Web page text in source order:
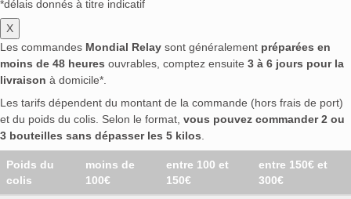
*délais donnés à titre indicatif
X
Les commandes Mondial Relay sont généralement préparées en
moins de 48 heures ouvrables, comptez ensuite 3 à 6 jours pour la
livraison à domicile*.
Les tarifs dépendent du montant de la commande (hors frais de port)
et du poids du colis. Selon le format, vous pouvez commander 2 ou
3 bouteilles sans dépasser les 5 kilos
Poids du
colis
moins de
100€
entre 100 et
150€
entre 150€ et
300€